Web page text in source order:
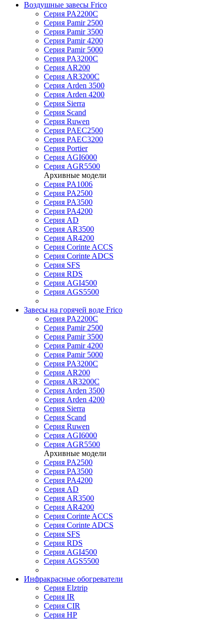
Воздушные завесы Frico
Серия PA2200C
Серия Pamir 2500
Серия Pamir 3500
Серия Pamir 4200
Серия Pamir 5000
Серия PA3200C
Серия AR200
Серия AR3200C
Серия Arden 3500
Серия Arden 4200
Серия Sierra
Серия Scand
Серия Ruwen
Серия PAEC2500
Серия PAEC3200
Серия Portier
Серия AGI6000
Серия AGR5500
Архивные модели
Серия PA1006
Серия PA2500
Серия PA3500
Серия PA4200
Серия AD
Серия AR3500
Серия AR4200
Серия Corinte ACCS
Серия Corinte ADCS
Серия SFS
Серия RDS
Серия AGI4500
Серия AGS5500
Завесы на горячей воде Frico
Серия PA2200C
Серия Pamir 2500
Серия Pamir 3500
Серия Pamir 4200
Серия Pamir 5000
Серия PA3200C
Серия AR200
Серия AR3200C
Серия Arden 3500
Серия Arden 4200
Серия Sierra
Серия Scand
Серия Ruwen
Серия AGI6000
Серия AGR5500
Архивные модели
Серия PA2500
Серия PA3500
Серия PA4200
Серия AD
Серия AR3500
Серия AR4200
Серия Corinte ACCS
Серия Corinte ADCS
Серия SFS
Серия RDS
Серия AGI4500
Серия AGS5500
Инфракрасные обогреватели
Серия Elztrip
Серия IR
Серия CIR
Серия HP